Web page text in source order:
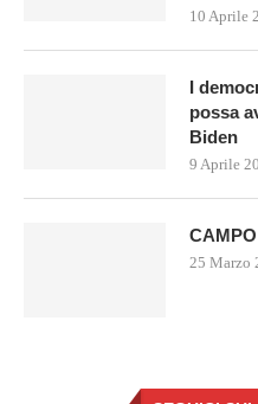
10 Aprile
I
possa
Biden
9 Aprile
25 Marzo